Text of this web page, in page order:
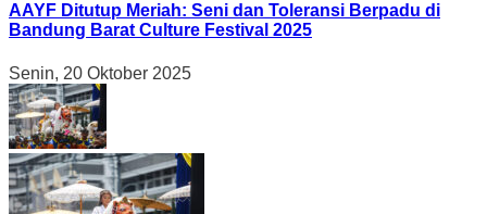
AAYF Ditutup Meriah: Seni dan Toleransi Berpadu di
Bandung Barat Culture Festival 2025
Senin, 20 Oktober 2025